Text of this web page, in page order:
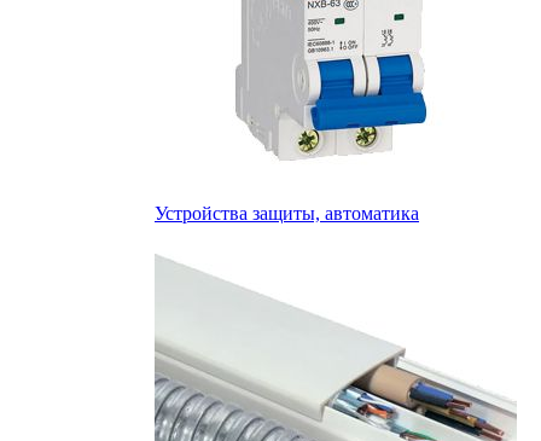
Устройства защиты, автоматика